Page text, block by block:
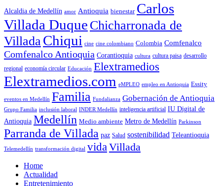
Alcaldia de Medellín amor Antioquia bienestar Carlos
Villada Duque Chicharronada de
VilladaChiqui cine cine colombiano Colombia Comfenalco
Comfenalco Antioquia Corantioquia cultura cultura paisa desarrollo
regional economía circular Educación Elextramedios
Elextramedios.com eMPLEO empleo en Antioquia Essity
eventos en Medellín Familia Fundalianza Gobernación de Antioquia
Grupo Familia inclusión laboral INDER Medellín inteligencia artificial IU Digital de
Antioquia Medellín Medio ambiente Metro de Medellín Parkinson
Parranda de Villada paz Salud sostenibilidad Teleantioquia
Telemedellín transformación digital vida Villada
Home
Actualidad
Entretenimiento